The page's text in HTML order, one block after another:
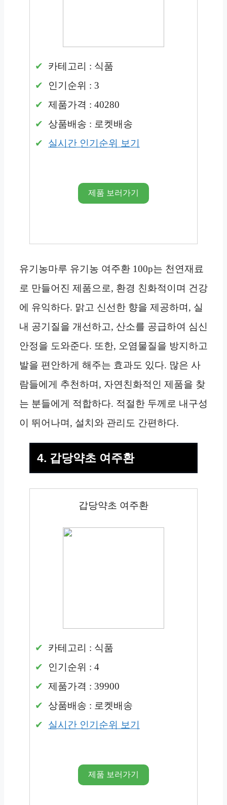
카테고리 : 식품
인기순위 : 3
제품가격 : 40280
상품배송 : 로켓배송
실시간 인기순위 보기
제품 보러가기
유기농마루 유기농 여주환 100p는 천연재료
로 만들어진 제품으로, 환경 친화적이며 건강
에 유익하다. 맑고 신선한 향을 제공하며, 실
내 공기질을 개선하고, 산소를 공급하여 심신
안정을 도와준다. 또한, 오염물질을 방지하고
발을 편안하게 해주는 효과도 있다. 많은 사
람들에게 추천하며, 자연친화적인 제품을 찾
는 분들에게 적합하다. 적절한 두께로 내구성
이 뛰어나며, 설치와 관리도 간편하다.
4. 갑당약초 여주환
갑당약초 여주환
카테고리 : 식품
인기순위 : 4
제품가격 : 39900
상품배송 : 로켓배송
실시간 인기순위 보기
제품 보러가기